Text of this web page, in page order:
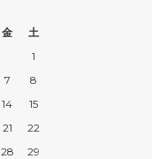
金
土
1
7
8
14
15
21
22
28
29